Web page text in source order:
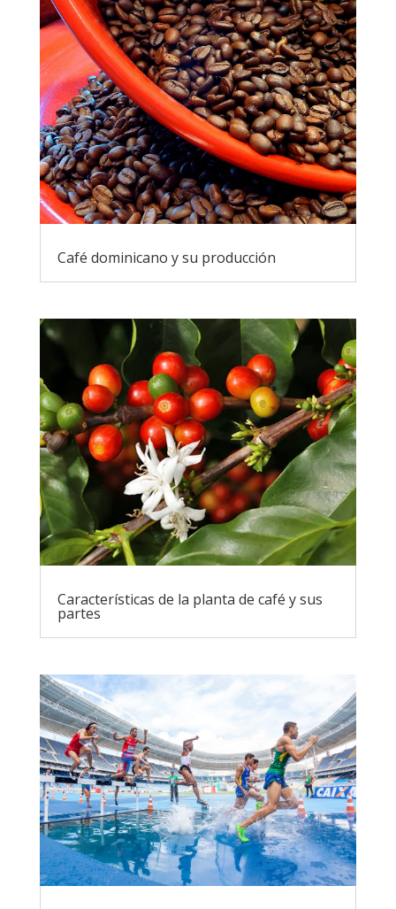
Café dominicano y su producción
Características de la planta de café y sus
partes